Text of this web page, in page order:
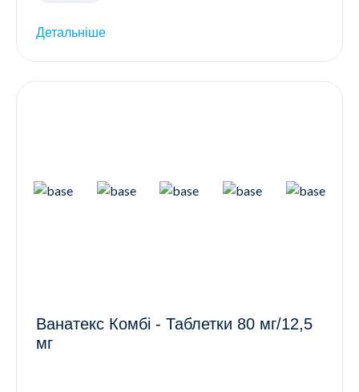
Детальніше
Ванатекс Комбі - Таблетки 80 мг/12,5
мг